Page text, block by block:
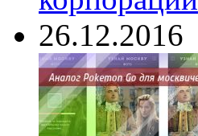
26.12.2016